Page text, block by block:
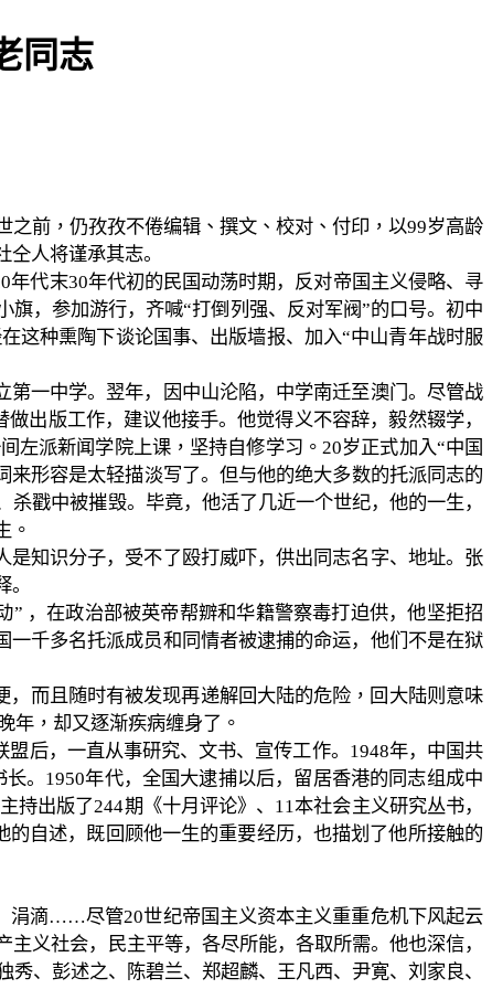
同志
之前，仍孜孜不倦编辑、撰文、校对、付印，以99岁高龄
仝人将谨承其志。
年代末30年代初的民国动荡时期，反对帝国主义侵略、寻
旗，参加游行，齐喊“打倒列强、反对军阀”的口号。初中
这种熏陶下谈论国事、出版墙报、加入“中山青年战时服
第一中学。翌年，因中山沦陷，中学南迁至澳门。尽管战
做出版工作，建议他接手。他觉得义不容辞，毅然辍学，
左派新闻学院上课，坚持自修学习。 20岁正式加入“中国
来形容是太轻描淡写了。但与他的绝大多数的托派同志的
戳中被摧毁。毕竟，他活了几近一个世纪，他的一生，
。
知识分子，受不了殴打威吓，供出同志名字、地址。张
” ，在政治部被英帝帮辧和华籍警察毒打迫供，他坚拒招
一千多名托派成员和同情者被逮捕的命运，他们不是在狱
，而且随时有被发现再递解回大陆的危险，回大陆则意味
年，却又逐渐疾病缠身了。
盟后，一直从事研究、文书、宣传工作。 1948年，中国共
。 1950年代，全国大逮捕以后，留居香港的同志组成中
持出版了244期《十月评论》、 11本社会主义研究丛书，
的自述，既回顾他一生的重要经历，也描划了他所接触的
涓滴……尽管20世纪帝国主义资本主义重重危机下风起云
义社会，民主平等，各尽所能，各取所需。他也深信，
、彭述之、陈碧兰、郑超麟、王凡西、尹寛、刘家良、